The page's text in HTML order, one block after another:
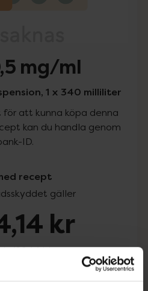
mg/ml
1 x 340 milliliter
att kunna köpa denna
kan du handla genom
ID.
recept
gäller
kr
1294,14 kr
recept